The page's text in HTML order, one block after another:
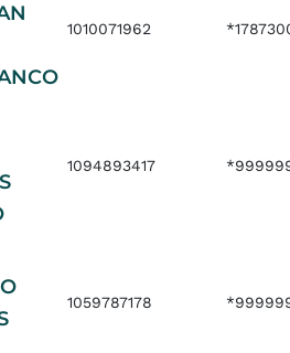
1010071962
1094893417
1059787178